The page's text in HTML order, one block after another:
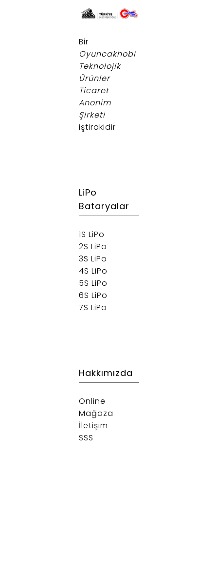
Bir
Oyuncakhobi
Teknolojik
Ürünler
Ticaret
Anonim
Şirketi
iştirakidir
LiPo
Bataryalar
1S LiPo
2S LiPo
3S LiPo
4S LiPo
5S LiPo
6S LiPo
7S LiPo
Hakkımızda
Online
Mağaza
İletişim
SSS